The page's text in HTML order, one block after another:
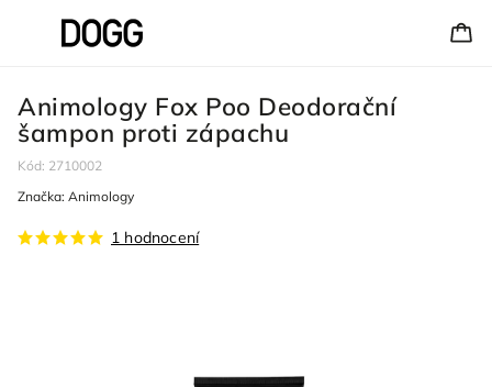
Animology Fox Poo Deodorační
šampon proti zápachu
Kód: 2710002
1 hodnocení
Značka: Animology